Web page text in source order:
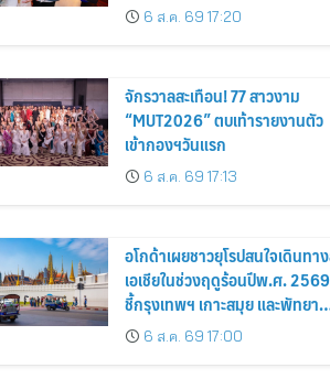
6 ส.ค. 69 17:20
จักรวาลสะเทือน! 77 สาวงาม
“MUT2026” ตบเท้ารายงานตัว
เข้ากองฯวันแรก
6 ส.ค. 69 17:13
อโกด้าเผยชาวยุโรปสนใจเดินทา
เอเชียในช่วงฤดูร้อนปีพ.ศ. 2569
ชี้กรุงเทพฯ เกาะสมุย และพัทยา
ติดอันดับเมืองยอดนิยม
6 ส.ค. 69 17:00